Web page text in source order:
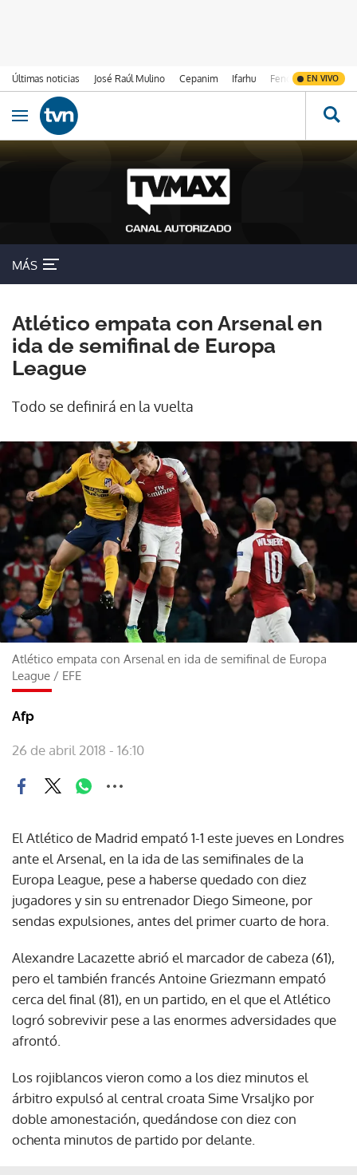
Últimas noticias José Raúl Mulino Cepanim Ifarhu Fenómeno de El
EN VIVO
Ir al contenido
Obrir navegació
MÁS
Atlético empata con Arsenal en
ida de semifinal de Europa
League
Todo se definirá en la vuelta
Atlético empata con Arsenal en ida de semifinal de Europa
League / EFE
Afp
26 de abril 2018 - 16:10
El Atlético de Madrid empató 1-1 este jueves en Londres
ante el Arsenal, en la ida de las semifinales de la
Europa League, pese a haberse quedado con diez
jugadores y sin su entrenador Diego Simeone, por
sendas expulsiones, antes del primer cuarto de hora.
Alexandre Lacazette abrió el marcador de cabeza (61),
pero el también francés Antoine Griezmann empató
cerca del final (81), en un partido, en el que el Atlético
logró sobrevivir pese a las enormes adversidades que
afrontó.
Los rojiblancos vieron como a los diez minutos el
árbitro expulsó al central croata Sime Vrsaljko por
doble amonestación, quedándose con diez con
ochenta minutos de partido por delante.